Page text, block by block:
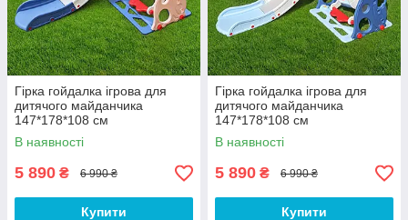
Гірка гойдалка ігрова для
дитячого майданчика
147*178*108 см
В наявності
5 890 ₴ 6 990 ₴
Купити
Гірка гойдалка ігрова для
дитячого майданчика
147*178*108 см
В наявності
5 890 ₴ 6 990 ₴
Купити